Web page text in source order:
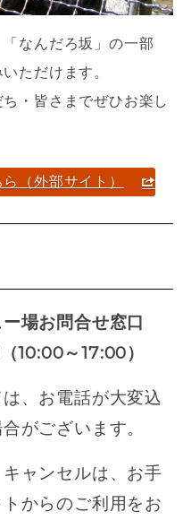
なんだろ坂」の一部
ただけます。
・皆さまでぜひお楽し
（外部サイト）
場お問合せ窓口
～17:00）
、お電話が大変込
がございます。
ャンセルは、お手
からのご利用をお